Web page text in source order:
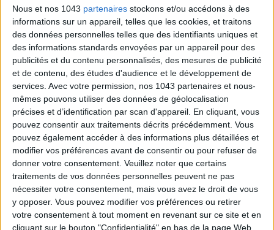
Nous et nos 1043 partenaires stockons et/ou accédons à des
informations sur un appareil, telles que les cookies, et traitons
des données personnelles telles que des identifiants uniques et
des informations standards envoyées par un appareil pour des
publicités et du contenu personnalisés, des mesures de publicité
et de contenu, des études d'audience et le développement de
services. Avec votre permission, nos 1043 partenaires et nous-
mêmes pouvons utiliser des données de géolocalisation
précises et d’identification par scan d'appareil. En cliquant, vous
pouvez consentir aux traitements décrits précédemment. Vous
pouvez également accéder à des informations plus détaillées et
modifier vos préférences avant de consentir ou pour refuser de
donner votre consentement. Veuillez noter que certains
traitements de vos données personnelles peuvent ne pas
nécessiter votre consentement, mais vous avez le droit de vous
y opposer. Vous pouvez modifier vos préférences ou retirer
votre consentement à tout moment en revenant sur ce site et en
cliquant sur le bouton "Confidentialité" en bas de la page Web.
THE COOLEST SNEAKERS BOUTIQUE IN PARIS